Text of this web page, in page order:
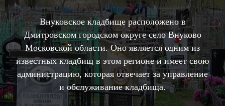
Внуковское кладбище расположено в
Дмитровском городском округе село Внуково
Московской области. Оно является одним из
известных кладбищ в этом регионе и имеет свою
администрацию, которая отвечает за управление
и обслуживание кладбища.